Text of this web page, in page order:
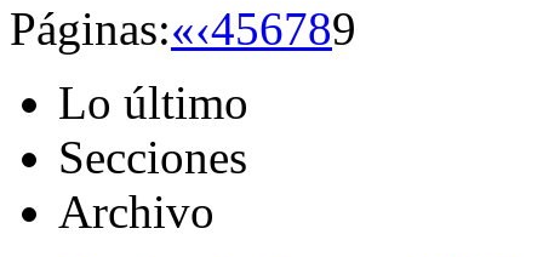
Páginas:«‹456789
Lo último
Secciones
Archivo